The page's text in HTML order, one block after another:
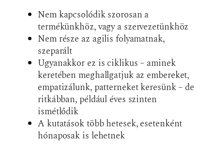
Nem kapcsolódik szorosan a
termékünkhöz, vagy a szervezetünkhöz
Nem része az agilis folyamatnak,
szeparált
Ugyanakkor ez is ciklikus – aminek
keretében meghallgatjuk az embereket,
empatizálunk, patterneket keresünk – de
ritkábban, például éves szinten
ismétlődik
A kutatások több hetesek, esetenként
hónaposak is lehetnek